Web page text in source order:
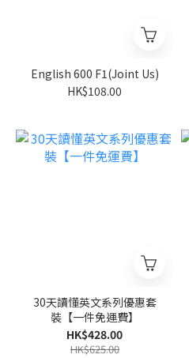
English 600 F1(Joint Us)
HK$108.00
30天讀懂英文系列優惠套
裝【一件免運費】
HK$428.00
HK$625.00